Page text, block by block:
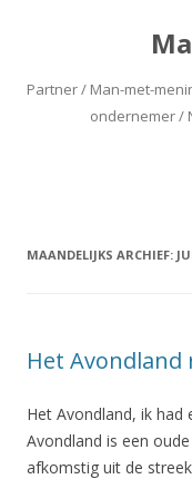
Partner / Man-met-
ondernemer /
MAANDELIJKS ARCHIEF:
Het Avondland
Het Avondland, ik
Avondland is een
afkomstig uit de